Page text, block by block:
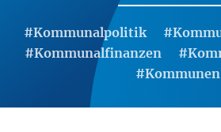
#Kommunalpolitik
#Kommunalfinanzen
#Kommunen